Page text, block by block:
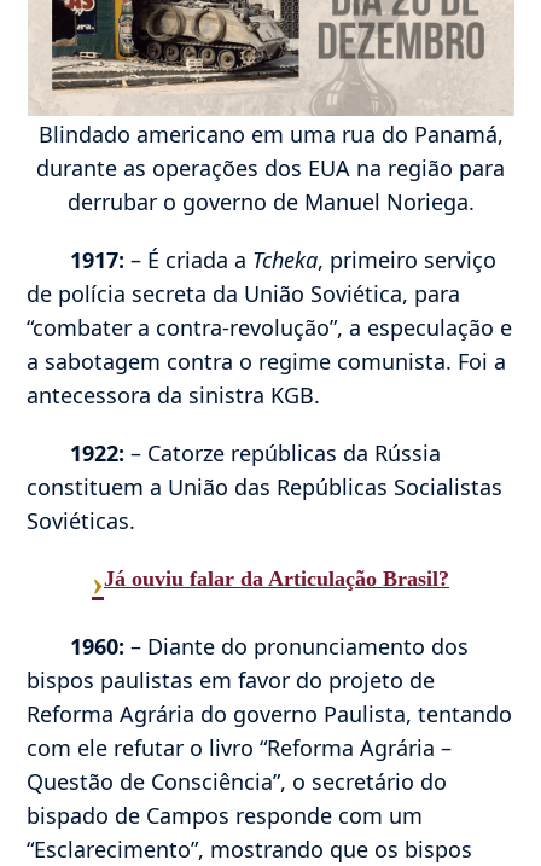
Blindado americano em uma rua do Panamá,
durante as operações dos EUA na região para
derrubar o governo de Manuel Noriega.
1917:– É criada a Tcheka, primeiro serviço
de polícia secreta da União Soviética, para
“combater a contra-revolução”, a especulação e
a sabotagem contra o regime comunista. Foi a
antecessora da sinistra KGB.
1922: – Catorze repúblicas da Rússia
constituem a União das Repúblicas Socialistas
Soviéticas.
›Já ouviu falar da Articulação Brasil?
1960: – Diante do pronunciamento dos
bispos paulistas em favor do projeto de
Reforma Agrária do governo Paulista, tentando
com ele refutar o livro “Reforma Agrária –
Questão de Consciência”, o secretário do
bispado de Campos responde com um
“Esclarecimento”, mostrando que os bispos